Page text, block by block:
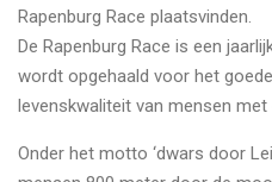
Rapenburg Race plaatsvinden.
De Rapenburg Race is een
wordt opgehaald voor het
levenskwaliteit van mensen met
Onder het motto ‘dwars door